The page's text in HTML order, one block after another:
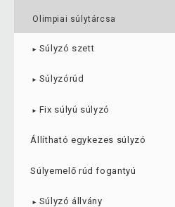
Olimpiai súlytárcsa
► Súlyzó szett
► Súlyzórúd
► Fix súlyú súlyzó
Állítható egykezes súlyzó
Súlyemelő rúd fogantyú
► Súlyzó állvány